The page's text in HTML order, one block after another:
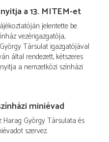
a 13. MITEM-et
jelentette be
vezérigazgatója,
Társulat igazgatójával
által rendezett, kétszeres
a nemzetközi színházi
miniévad
Harag György Társulata és
szervez.